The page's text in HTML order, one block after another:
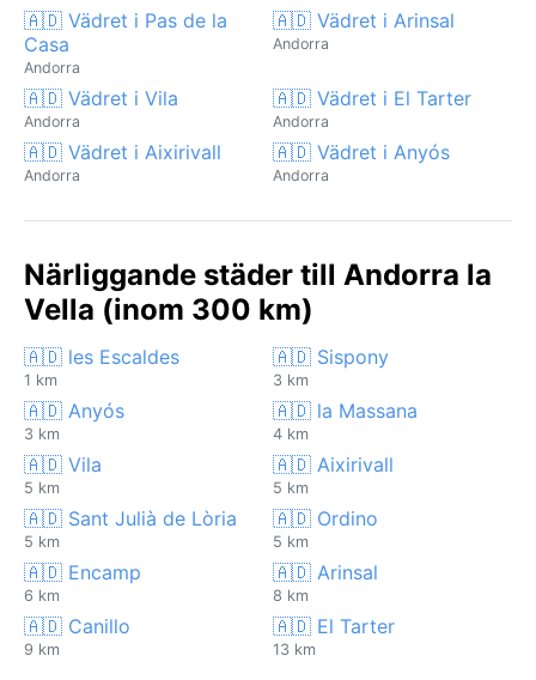
🇦🇩 Vädret i Pas de la
Casa
Andorra
🇦🇩 Vädret i Arinsal
Andorra
🇦🇩 Vädret i Vila
Andorra
🇦🇩 Vädret i El Tarter
Andorra
🇦🇩 Vädret i Aixirivall
Andorra
🇦🇩 Vädret i Anyós
Andorra
Närliggande städer till Andorra la
Vella (inom 300 km)
🇦🇩 les Escaldes
1 km
🇦🇩 Sispony
3 km
🇦🇩 Anyós
3 km
🇦🇩 la Massana
4 km
🇦🇩 Vila
5 km
🇦🇩 Aixirivall
5 km
🇦🇩 Sant Julià de Lòria
5 km
🇦🇩 Ordino
5 km
🇦🇩 Encamp
6 km
🇦🇩 Arinsal
8 km
🇦🇩 Canillo
9 km
🇦🇩 El Tarter
13 km